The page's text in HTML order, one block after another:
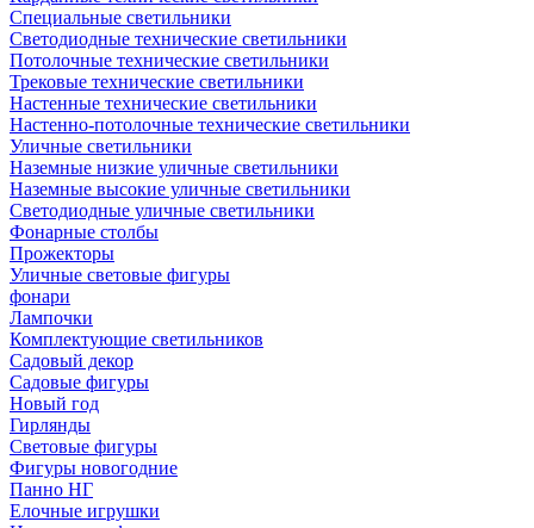
Специальные светильники
Светодиодные технические светильники
Потолочные технические светильники
Трековые технические светильники
Настенные технические светильники
Настенно-потолочные технические светильники
Уличные светильники
Наземные низкие уличные светильники
Наземные высокие уличные светильники
Светодиодные уличные светильники
Фонарные столбы
Прожекторы
Уличные световые фигуры
фонари
Лампочки
Комплектующие светильников
Садовый декор
Садовые фигуры
Новый год
Гирлянды
Световые фигуры
Фигуры новогодние
Панно НГ
Елочные игрушки